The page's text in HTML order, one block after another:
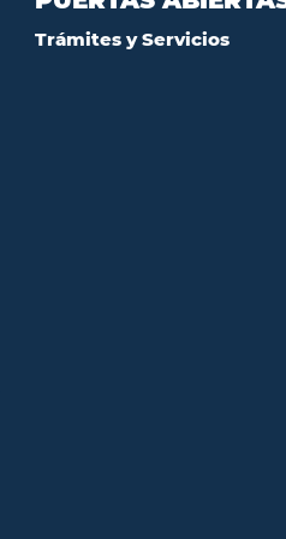
Trámites y Servicios